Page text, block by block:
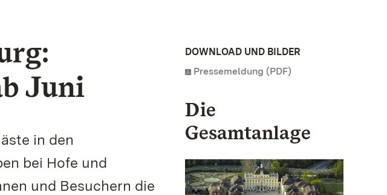
Juni
in den
bei Hofe und
und Besuchern die
DOWNLOAD UND BILDER
Pressemeldung (PDF)
Die
Gesamtanlage